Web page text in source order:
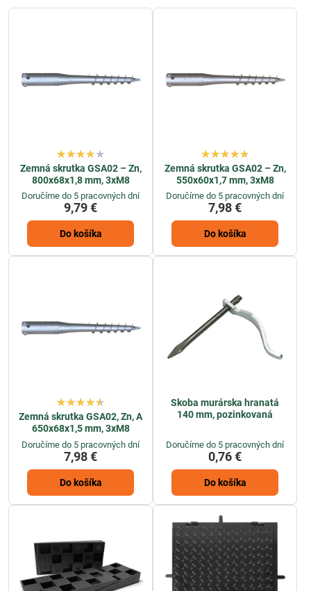
Zemná skrutka GSA02 – Zn,
800x68x1,8 mm, 3xM8
Doručíme do 5 pracovných dní
9,79 €
Do košíka
Zemná skrutka GSA02 – Zn,
550x60x1,7 mm, 3xM8
Doručíme do 5 pracovných dní
7,98 €
Do košíka
Zemná skrutka GSA02, Zn, A
650x68x1,5 mm, 3xM8
Doručíme do 5 pracovných dní
7,98 €
Do košíka
Skoba murárska hranatá
140 mm, pozinkovaná
Doručíme do 5 pracovných dní
0,76 €
Do košíka